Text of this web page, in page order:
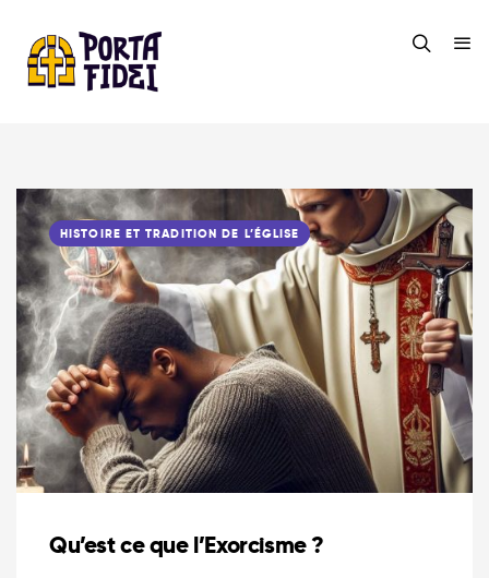
HISTOIRE ET TRADITION DE L’ÉGLISE
Qu’est ce que l’Exorcisme ?